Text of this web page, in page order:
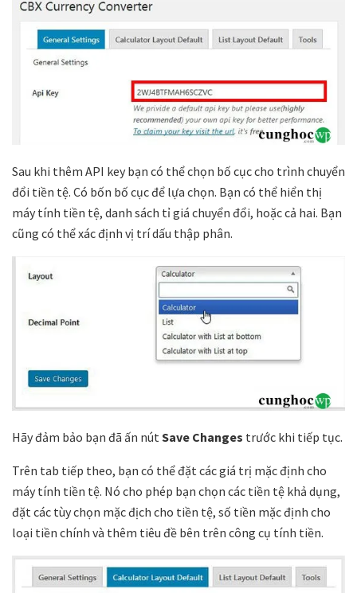
Sau khi thêm API key bạn có thể chọn bố cục cho trình chuyển
đổi tiền tệ. Có bốn bố cục để lựa chọn. Bạn có thể hiển thị
máy tính tiền tệ, danh sách tỉ giá chuyển đổi, hoặc cả hai. Bạn
cũng có thể xác định vị trí dấu thập phân.
Hãy đảm bảo bạn đã ấn nútSave Changes trước khi tiếp tục.
Trên tab tiếp theo, bạn có thể đặt các giá trị mặc định cho
máy tính tiền tệ. Nó cho phép bạn chọn các tiền tệ khả dụng,
đặt các tùy chọn mặc địch cho tiền tệ, số tiền mặc định cho
loại tiền chính và thêm tiêu đề bên trên công cụ tính tiền.